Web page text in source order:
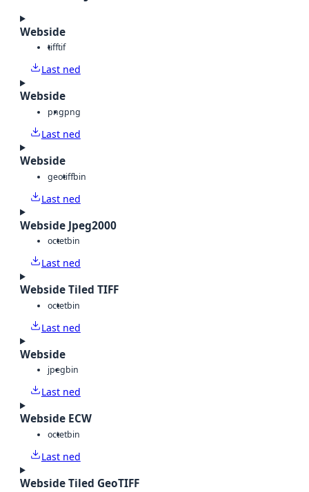
Webside
tifftif
Last ned
Webside
pngpng
Last ned
Webside
geotiffbin
Last ned
Webside Jpeg2000
octetbin
Last ned
Webside Tiled TIFF
octetbin
Last ned
Webside
jpegbin
Last ned
Webside ECW
octetbin
Last ned
Webside Tiled GeoTIFF